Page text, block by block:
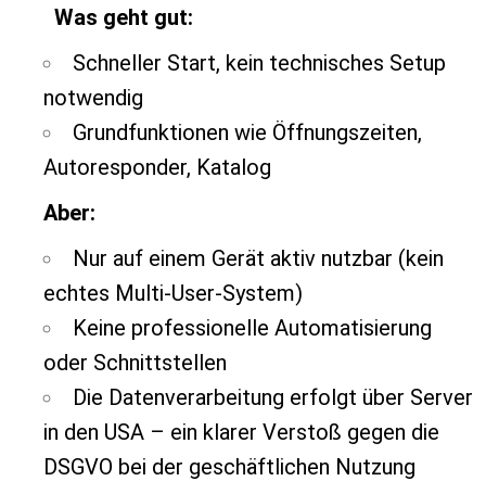
Was geht gut:
Schneller Start, kein technisches Setup
notwendig
Grundfunktionen wie Öffnungszeiten,
Autoresponder, Katalog
Aber:
Nur auf einem Gerät aktiv nutzbar (kein
echtes Multi-User-System)
Keine professionelle Automatisierung
oder Schnittstellen
Die Datenverarbeitung erfolgt über Server
in den USA – ein klarer Verstoß gegen die
DSGVO bei der geschäftlichen Nutzung